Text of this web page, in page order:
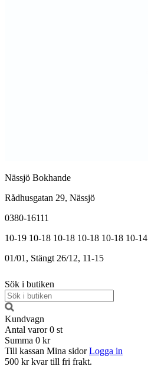
Nässjö Bokhande
Rådhusgatan 29, Nässjö
0380-16111
10-19 10-18 10-18 10-18 10-18 10-14
01/01, Stängt 26/12, 11-15
Sök i butiken
Kundvagn
Antal varor 0 st
Summa 0 kr
Till kassan Mina sidor Logga in
500 kr kvar till fri frakt.